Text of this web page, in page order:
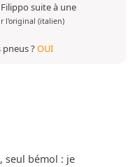
suite à une
l'original (italien)
pneus ?OUI
seul bémol : je